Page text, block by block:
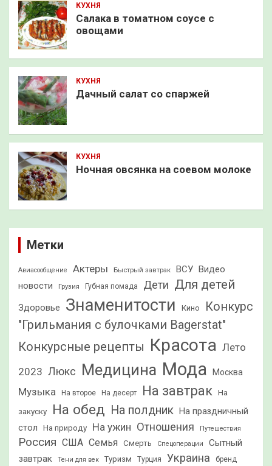
КУХНЯ
Салака в томатном соусе с
овощами
КУХНЯ
Дачный салат со спаржей
КУХНЯ
Ночная овсянка на соевом молоке
Метки
Авиасообщение Актеры Быстрый завтрак ВСУ Видео
новости
Грузия Губная помада Дети Для детей
Здоровье Знаменитости Кино
Конкурс
"Грильмания с булочками Bagerstat"
Конкурсные рецепты Красота Лето
2023 Люкс Медицина Мода Москва
Музыка На второе На десерт На завтрак На
закуску На обед На полдник На праздничный
стол
На природу На ужин Отношения Путешествия
Россия США Семья Смерть Спецоперации
Сытный
завтрак
Тени для век Туризм Турция Украина бренд